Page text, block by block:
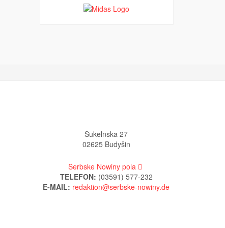
Sukelnska 27
02625 Budyšin
Serbske Nowiny pola
TELEFON: (03591) 577-232
E-MAIL: